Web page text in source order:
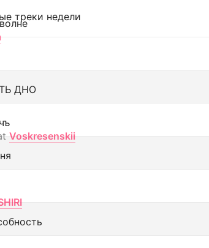
треки недели
ДНО
Voskresenskii